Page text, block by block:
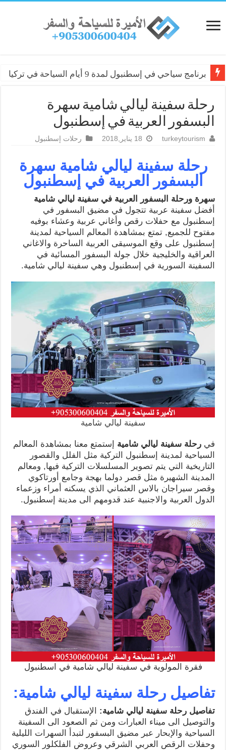
برنامج سياحي في إسطنبول لمدة 9 أيام السياحة في تركيا
رحلة سفينة ليالي شامية سهرة
البسفور العربية في إسطنبول
turkeytourism 18 يناير,2018 رحلات إسطنبول
رحلة سفينة ليالي شامية سهرة
البسفور العربية في إسطنبول
سهرة ورحلة البسفور العربية في سفينة ليالي شامية
أفضل سفينة عربية تتجول في مضيق البسفور في
إسطنبول مع حفلات رقص وأغاني عربية وعشاء بوفيه
مفتوح للجميع, تمتع بمشاهدة المعالم السياحية لمدينة
إسطنبول على وقع الموسيقى العربية الساحرة والاغاني
العراقية والخليجية خلال جولة البسفور المسائية في
السفينة السورية في إسطنبول وهي سفينة ليالي شامية.
سفينة ليالي شامية
فيرحلة سفينة ليالي شامية إستمتع معنا بمشاهدة المعالم
السياحية لمدينة إسطنبول التركية مثل الفلل والقصور
التاريخية التي يتم تصوير المسلسلات التركية فيها, ومعالم
المدينة الشهيرة مثل قصر دولما بهجة وجامع أورتاكوي
وقصر سيراجان بالاس العثماني الذي يسكنه أمراء وزعماء
الدول العربية والاجنبية عند قدومهم الى مدينة إسطنبول.
فقرة المولوية في سفينة ليالي شامية في اسطنبول
تفاصيل رحلة سفينة ليالي شامية:
تفاصيل رحلة سفينة ليالي شامية: الإستقبال في الفندق
والتوصيل الى ميناء العبارات ومن ثم الصعود الى السفينة
السياحية والإبحار عبر مضيق البسفور لتبدأ السهرات الليلية
وحفلات الرقص العربي الشرقي وعروض الفلكلور السوري